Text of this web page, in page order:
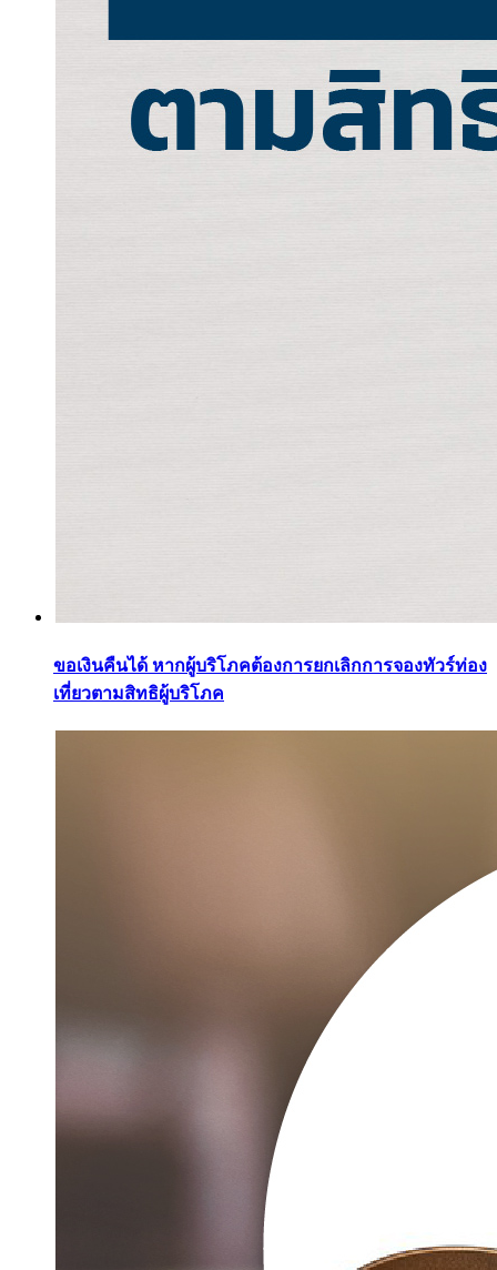
ขอเงินคืนได้ หากผู้บริโภคต้องการยกเลิกการจองทัวร์ท่อง
เที่ยวตามสิทธิผู้บริโภค